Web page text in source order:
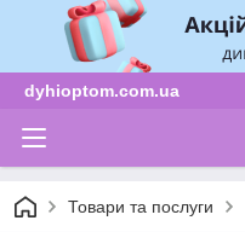
dyhioptom.com.ua
Товари та послуги